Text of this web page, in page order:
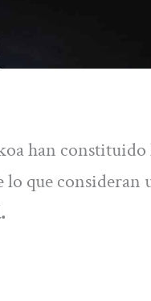
han constituido
que consideran